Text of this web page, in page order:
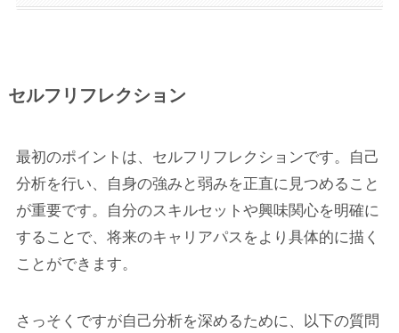
セルフリフレクション
最初のポイントは、セルフリフレクションです。自己
分析を行い、自身の強みと弱みを正直に見つめること
が重要です。自分のスキルセットや興味関心を明確に
することで、将来のキャリアパスをより具体的に描く
ことができます。
さっそくですが自己分析を深めるために、以下の質問